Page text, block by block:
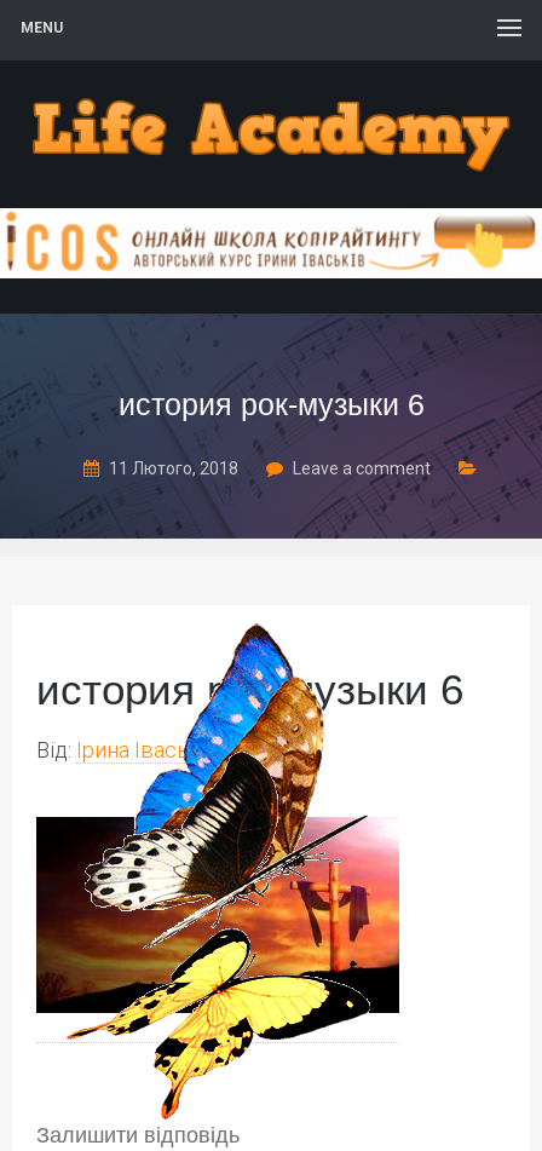
MENU
история рок-музыки 6
11 Лютого, 2018 Leave a comment
история рок-музыки 6
Від: Ірина Іваськів
Залишити відповідь